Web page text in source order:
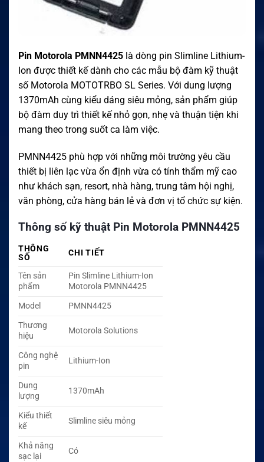
Pin Motorola PMNN4425 là dòng pin Slimline Lithium-
Ion được thiết kế dành cho các mẫu bộ đàm kỹ thuật
số Motorola MOTOTRBO SL Series. Với dung lượng
1370mAh cùng kiểu dáng siêu mỏng, sản phẩm giúp
bộ đàm duy trì thiết kế nhỏ gọn, nhẹ và thuận tiện khi
mang theo trong suốt ca làm việc.
PMNN4425 phù hợp với những môi trường yêu cầu
thiết bị liên lạc vừa ổn định vừa có tính thẩm mỹ cao
như khách sạn, resort, nhà hàng, trung tâm hội nghị,
văn phòng, cửa hàng bán lẻ và đơn vị tổ chức sự kiện.
Thông số kỹ thuật Pin Motorola PMNN4425
THÔNG
SỐ
CHI TIẾT
Tên sản
phẩm
Pin Slimline Lithium-Ion
Motorola PMNN4425
Model
PMNN4425
Thương
hiệu
Motorola Solutions
Công nghệ
pin
Lithium-Ion
Dung
lượng
1370mAh
Kiểu thiết
kế
Slimline siêu mỏng
Khả năng
sạc lại
Có